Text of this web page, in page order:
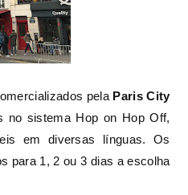
pela Paris City
no sistema Hop on Hop Off,
em diversas línguas. Os
para 1, 2 ou 3 dias a escolha